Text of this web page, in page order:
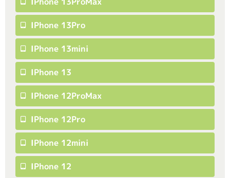
IPhone 13Pro
IPhone 13mini
IPhone 13
IPhone 12ProMax
IPhone 12Pro
IPhone 12mini
IPhone 12